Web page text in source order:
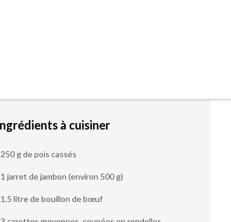
à cuisiner
250 g de pois cassés
1 jarret de jambon (environ 500 g)
1,5 litre de bouillon de bœuf